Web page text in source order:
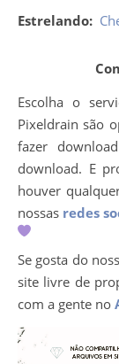
Estrelando:
Escolha o
Pixeldrain são
fazer
download. E
houver
nossas redes
Se gosta do
site livre de
com a gente no